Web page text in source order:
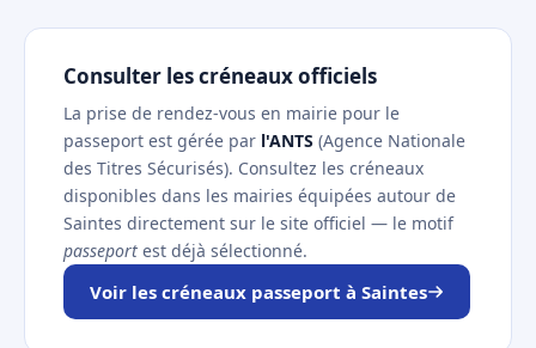
Consulter les créneaux officiels
La prise de rendez-vous en mairie pour le
passeport est gérée par l'ANTS (Agence Nationale
des Titres Sécurisés). Consultez les créneaux
disponibles dans les mairies équipées autour de
Saintes directement sur le site officiel — le motif
passeport est déjà sélectionné.
Voir les créneaux passeport à Saintes